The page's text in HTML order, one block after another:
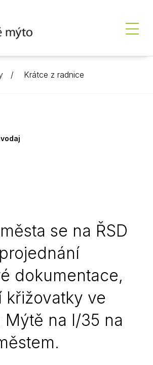
Krátce z radnice
se na ŘSD
dokumentace,
křižovatky ve
Mýtě na I/35 na